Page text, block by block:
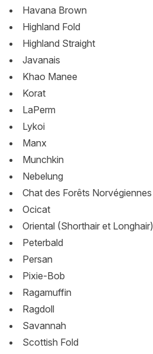
Havana Brown
Highland Fold
Highland Straight
Javanais
Khao Manee
Korat
LaPerm
Lykoi
Manx
Munchkin
Nebelung
Chat des Forêts Norvégiennes
Ocicat
Oriental (Shorthair et Longhair)
Peterbald
Persan
Pixie-Bob
Ragamuffin
Ragdoll
Savannah
Scottish Fold